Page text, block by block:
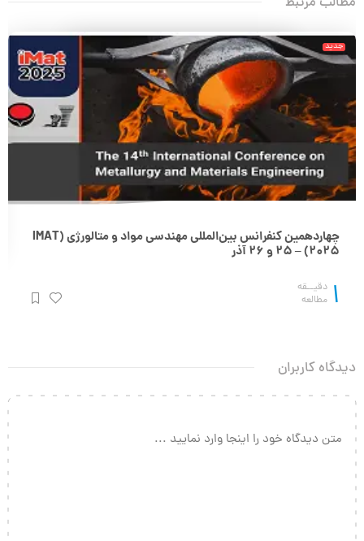
جدید
چهاردهمین کنفرانس بین‌المللی مهندسی مواد و متالورژی (IMAT
2025) – 25 و 26 آذر
1 دقیــقه
مطالعه
دیدگاه کاربران